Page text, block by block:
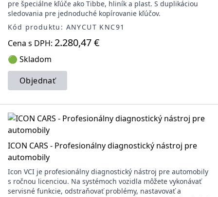
pre špeciálne kľúče ako Tibbe, hliník a plast. S duplikáciou
sledovania pre jednoduché kopírovanie kľúčov.
Kód produktu: ANYCUT KNC91
Cena s DPH: 2.280,47 €
🟢 Skladom
Objednať
ICON CARS - Profesionálny diagnostický nástroj pre
automobily
Icon VCI je profesionálny diagnostický nástroj pre automobily
s ročnou licenciou. Na systémoch vozidla môžete vykonávať
servisné funkcie, odstraňovať problémy, nastavovať a